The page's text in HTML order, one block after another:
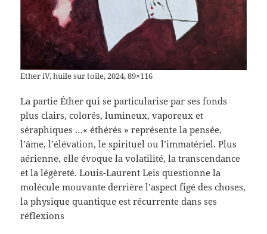
Ether iV, huile sur toile, 2024, 89×116
La partie Éther qui se particularise par ses fonds
plus clairs, colorés, lumineux, vaporeux et
séraphiques …« éthérés » représente la pensée,
l’âme, l’élévation, le spirituel ou l’immatériel. Plus
aérienne, elle évoque la volatilité, la transcendance
et la légèreté. Louis-Laurent Leis questionne la
molécule mouvante derrière l’aspect figé des choses,
la physique quantique est récurrente dans ses
réflexions